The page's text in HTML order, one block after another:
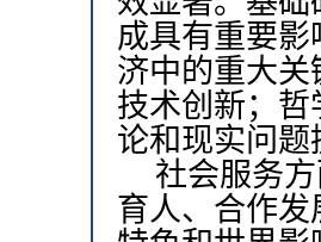
成具有重要
济中的重大
技术创新；
论和现实问
社会服务
育人、合作